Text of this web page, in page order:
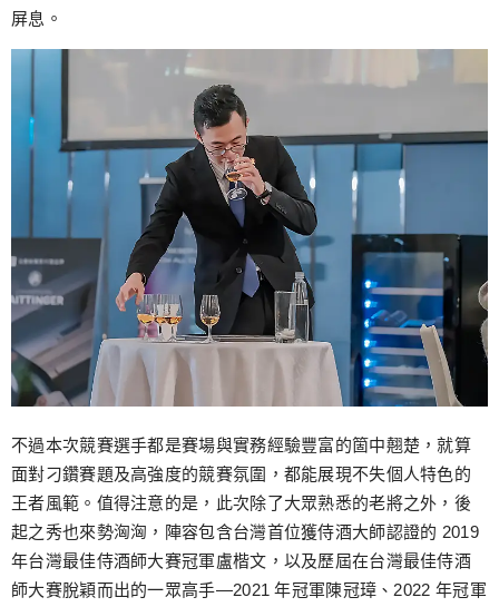
屏息。
不過本次競賽選手都是賽場與實務經驗豐富的箇中翹楚，就算
面對刁鑽賽題及高強度的競賽氛圍，都能展現不失個人特色的
王者風範。值得注意的是，此次除了大眾熟悉的老將之外，後
起之秀也來勢洶洶，陣容包含台灣首位獲侍酒大師認證的 2019
年台灣最佳侍酒師大賽冠軍盧楷文，以及歷屆在台灣最佳侍酒
師大賽脫穎而出的一眾高手—2021 年冠軍陳冠璋、2022 年冠軍